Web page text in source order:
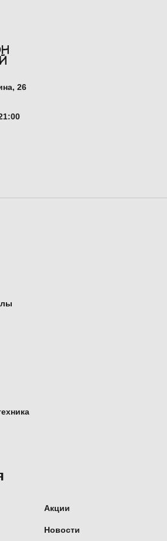
26
Акции
Новости